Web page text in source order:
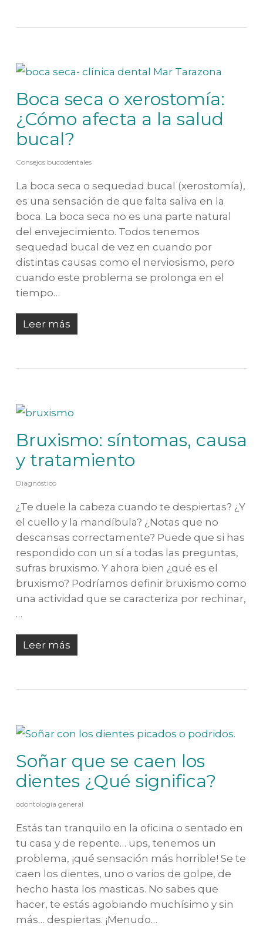
Boca seca o xerostomía:
¿Cómo afecta a la salud
bucal?
Consejos bucodentales
La boca seca o sequedad bucal (xerostomía),
es una sensación de que falta saliva en la
boca. La boca seca no es una parte natural
del envejecimiento. Todos tenemos
sequedad bucal de vez en cuando por
distintas causas como el nerviosismo, pero
cuando este problema se prolonga en el
tiempo…
Leer más
Bruxismo: síntomas, causa
y tratamiento
Diagnóstico
¿Te duele la cabeza cuando te despiertas? ¿Y
el cuello y la mandíbula? ¿Notas que no
descansas correctamente? Puede que si has
respondido con un sí a todas las preguntas,
sufras bruxismo. Y ahora bien ¿qué es el
bruxismo? Podríamos definir bruxismo como
una actividad que se caracteriza por rechinar,
…
Leer más
Soñar que se caen los
dientes ¿Qué significa?
odontología general
Estás tan tranquilo en la oficina o sentado en
tu casa y de repente… ups, tenemos un
problema, ¡qué sensación más horrible! Se te
caen los dientes, uno o varios de golpe, de
hecho hasta los masticas. No sabes que
hacer, te estás agobiando muchísimo y sin
más… despiertas. ¡Menudo…